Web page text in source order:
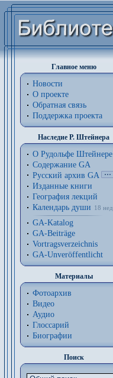
Главное меню
Новости
О проекте
Обратная связь
Поддержка проекта
Наследие Р. Штейнера
О Рудольфе Штейнере
Содержание GA
Русский архив GA
Изданные книги
География лекций
Календарь души
18 нед.
GA-Katalog
GA-Beiträge
Vortragsverzeichnis
GA-Unveröffentlicht
Материалы
Фотоархив
Видео
Аудио
Глоссарий
Биографии
Поиск